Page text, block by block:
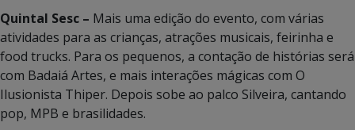
Quintal Sesc – Mais uma edição do evento, com várias
atividades para as crianças, atrações musicais, feirinha e
food trucks. Para os pequenos, a contação de histórias será
com Badaiá Artes, e mais interações mágicas com O
Ilusionista Thiper. Depois sobe ao palco Silveira, cantando
pop, MPB e brasilidades.